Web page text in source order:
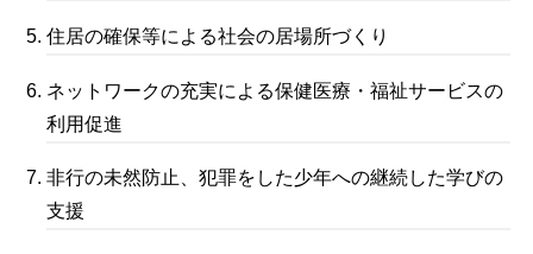
住居の確保等による社会の居場所づくり
ネットワークの充実による保健医療・福祉サービスの
利用促進
非行の未然防止、犯罪をした少年への継続した学びの
支援